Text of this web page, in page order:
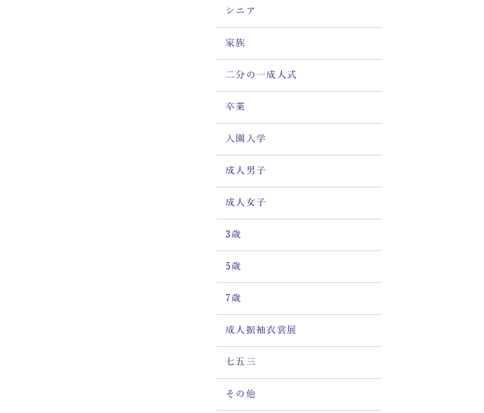
シニア
家族
二分の一成人式
卒業
入園入学
成人男子
成人女子
3歳
5歳
7歳
成人振袖衣裳展
七五三
その他